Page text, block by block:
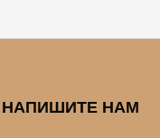
НАПИШИТЕ НАМ